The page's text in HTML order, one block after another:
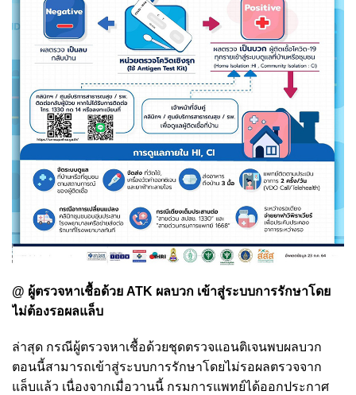
@ ผู้ตรวจหาเชื้อด้วย ATK ผลบวก เข้าสู่ระบบการรักษาโดย
ไม่ต้องรอผลแล็บ
ล่าสุด กรณีผู้ตรวจหาเชื้อด้วยชุดตรวจแอนติเจนพบผลบวก
ตอนนี้สามารถเข้าสู่ระบบการรักษาโดยไม่รอผลตรวจจาก
แล็บแล้ว เนื่องจากเมื่อวานนี้ กรมการแพทย์ได้ออกประกาศ